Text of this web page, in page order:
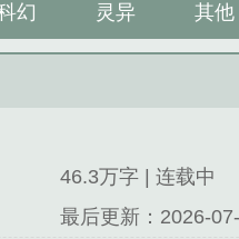
幻 灵异 其他
46.3万字 | 连载中
最后更新：2026-